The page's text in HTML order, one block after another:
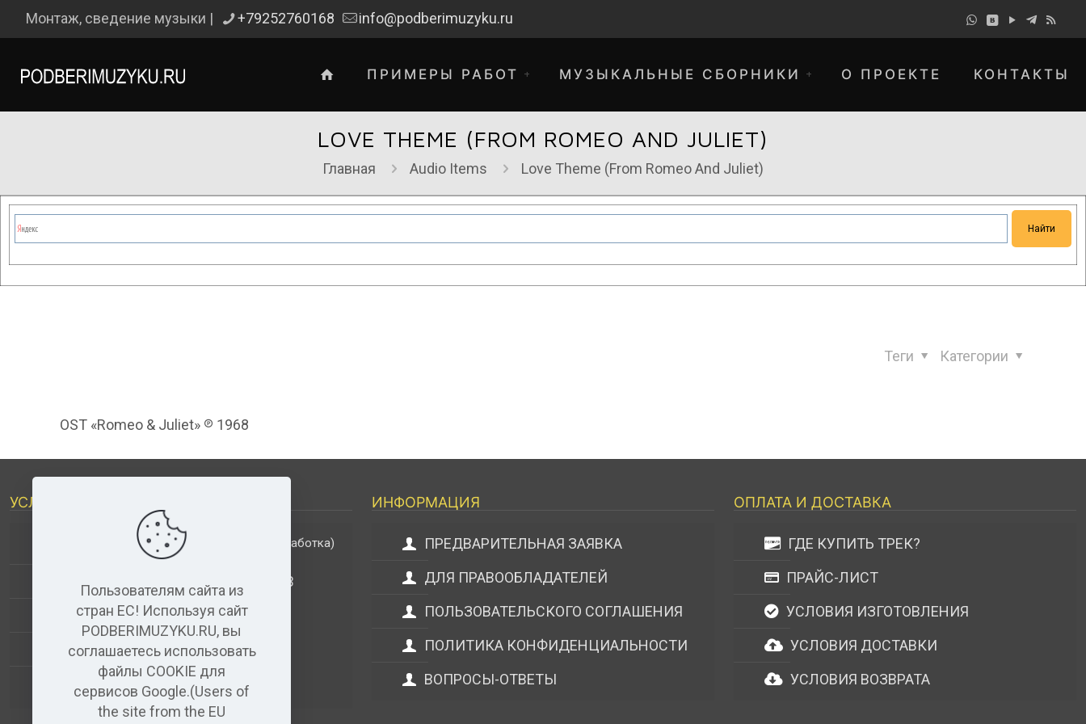
Монтаж, сведение музыки | +79252760168 info@podberimuzyku.ru
ПРИМЕРЫ РАБОТ МУЗЫКАЛЬНЫЕ СБОРНИКИ О ПРОЕКТЕ КОНТАКТЫ
LOVE THEME (FROM ROMEO AND JULIET)
Главная Audio Items Love Theme (From Romeo And Juliet)
Категории
Теги
OST «Romeo & Juliet» ℗ 1968
УСЛУГИ
ДОПОЛНИТЕЛЬНЫЕ УСЛУГИ (обработка)
АНАЛИЗ МУЗЫКАЛЬНЫХ ТРЕКОВ
ВИДЕО+АУДИО
УСЛУГИ ЗВУКОЗАПИСИ
АУДИО РЕДАКТОР(бесплатный)
ИНФОРМАЦИЯ
ПРЕДВАРИТЕЛЬНАЯ ЗАЯВКА
ДЛЯ ПРАВООБЛАДАТЕЛЕЙ
ПОЛЬЗОВАТЕЛЬСКОГО СОГЛАШЕНИЯ
ПОЛИТИКА КОНФИДЕНЦИАЛЬНОСТИ
ВОПРОСЫ-ОТВЕТЫ
ОПЛАТА И ДОСТАВКА
ГДЕ КУПИТЬ ТРЕК?
ПРАЙС-ЛИСТ
УСЛОВИЯ ИЗГОТОВЛЕНИЯ
УСЛОВИЯ ДОСТАВКИ
УСЛОВИЯ ВОЗВРАТА
Пользователям сайта из
стран ЕС! Используя сайт
PODBERIMUZYKU.RU, вы
соглашаетесь использовать
файлы COOKIE для
сервисов Google.(Users of
the site from the EU